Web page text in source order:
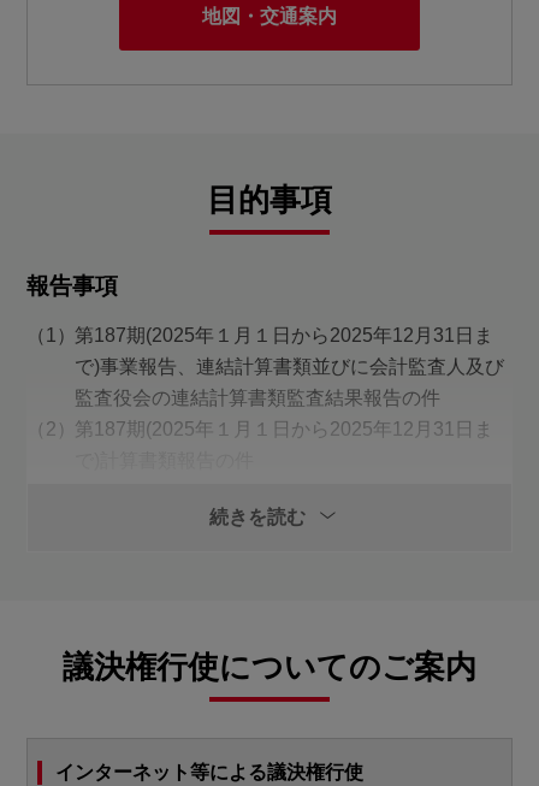
地図・交通案内
目的事項
報告事項
第187期(2025年１月１日から2025年12月31日ま
で)事業報告、連結計算書類並びに会計監査人及び
監査役会の連結計算書類監査結果報告の件
第187期(2025年１月１日から2025年12月31日ま
第2号議案
第3号議案
続きを読む
議決権行使についてのご案内
インターネット等による議決権行使